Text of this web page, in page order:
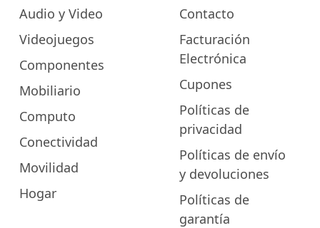
Audio y Video
Videojuegos
Componentes
Mobiliario
Computo
Conectividad
Movilidad
Hogar
Contacto
Facturación
Electrónica
Cupones
Políticas de
privacidad
Políticas de envío
y devoluciones
Políticas de
garantía